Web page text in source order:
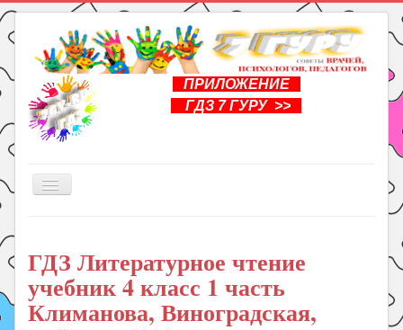
ПРИЛОЖЕНИЕ
ГДЗ 7 ГУРУ >>
Включить/
Книги
Рукоделие
Подготовка к школе
ГДЗ Литературное чтение
учебник 4 класс 1 часть
Климанова, Виноградская,